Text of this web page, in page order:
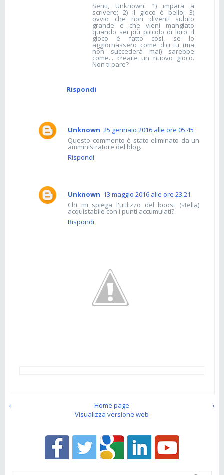
Senti, Unknown: 1) impara a
scrivere; 2) il gioco è bello; 3)
ovvio che non diventi subito
grande e che vieni mangiato
quando sei più piccolo di loro: il
gioco è fatto così, se lo
aggiornassero come dici tu (ma
non succederà mai) sarebbe
come... creare un nuovo gioco.
Non ti pare?
Rispondi
Unknown 25 gennaio 2016 alle ore 05:45
Questo commento è stato eliminato da un
amministratore del blog.
Rispondi
Unknown 13 maggio 2016 alle ore 23:21
Chi mi spiega l'utilizzo del boost (stella)
acquistabile con i punti accumulati?
Rispondi
‹ ›
Home page
Visualizza versione web